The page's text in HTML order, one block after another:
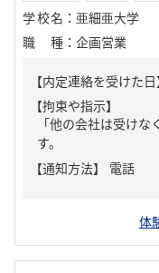
学校名 ： 亜細亜大学
職種 ： 企画営業
【内定連絡を受けた日
【拘束や指示】
「他の会社は受け
す。
【通知方法】
電話
体